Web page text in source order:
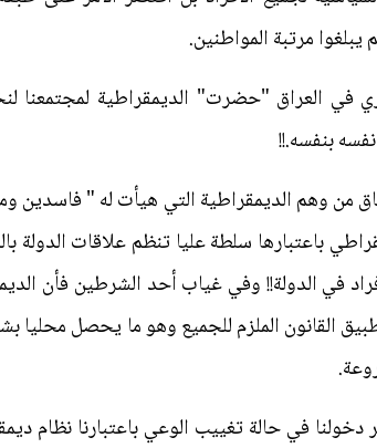
مرتبة المواطنين.
في العراق "حضرت" الديمقراطية لمجتمعنا
بنفسه.!!
من وهم الديمقراطية التي هيأت له " فاسدين
باعتبارها سلطة عليا تنظم علاقات
في الدولة!! وفي غياب أحد الشرطين فأن
القانون الملزم للجميع وهو ما يحصل
في حالة تغييب الوعي باعتبارنا نظام